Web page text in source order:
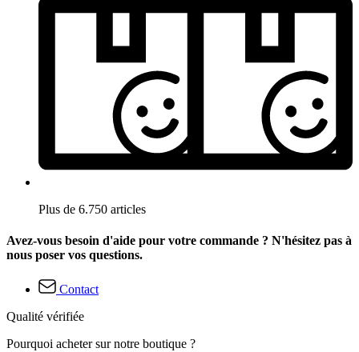
Plus de 6.750 articles
Avez-vous besoin d'aide pour votre commande ? N'hésitez pas à
nous poser vos questions.
Contact
Qualité vérifiée
Pourquoi acheter sur notre boutique ?